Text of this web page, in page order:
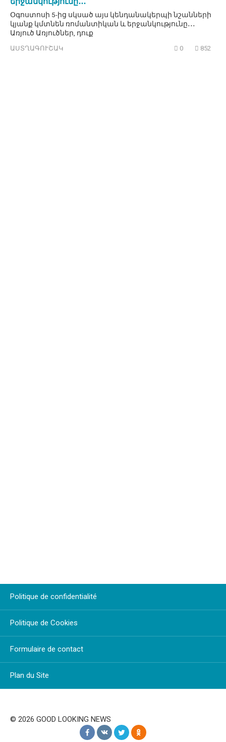
Օգոստոսի 5-ից սկսած այս կենդանակերպի նշանների
կյանք կմտնեն ռոմանտիկան և երջանկությունը․․․
Առյուծ Առյուծներ, դուք
ԱՍՏՂԱԳՈՒՇԱԿ 0 852
Politique de confidentialité
Politique de Cookies
Formulaire de contact
Plan du Site
© 2026 GOOD LOOKING NEWS